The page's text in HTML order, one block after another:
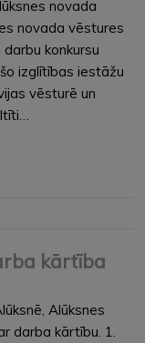
novada
novada vēstures
konkursu
izglītības iestāžu
vēsturē un
kārtība
Alūksnes
darba kārtību. 1.